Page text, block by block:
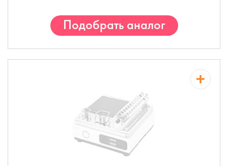
Подобрать аналог